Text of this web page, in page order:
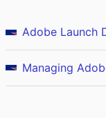
Adobe Launch